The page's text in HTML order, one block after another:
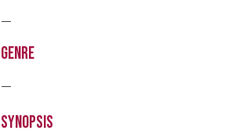
—
Genre
—
Synopsis